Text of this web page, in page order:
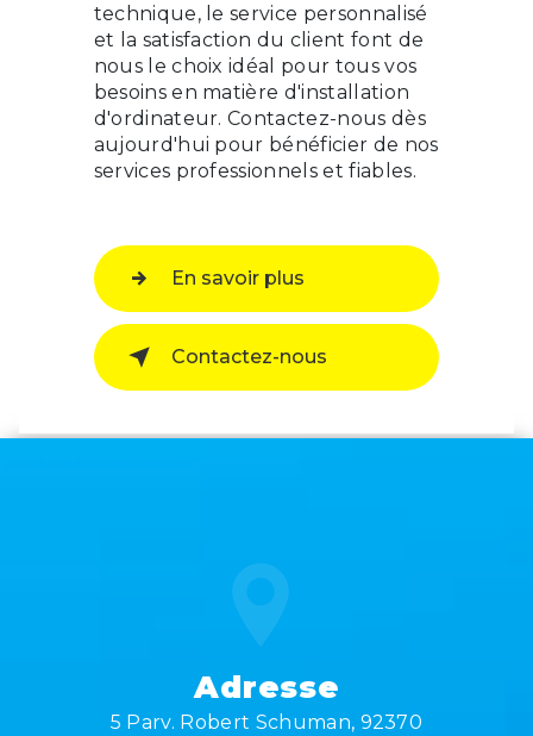
technique, le service personnalisé
et la satisfaction du client font de
nous le choix idéal pour tous vos
besoins en matière d'installation
d'ordinateur. Contactez-nous dès
aujourd'hui pour bénéficier de nos
services professionnels et fiables.
En savoir plus
Contactez-nous
Adresse
5 Parv. Robert Schuman, 92370